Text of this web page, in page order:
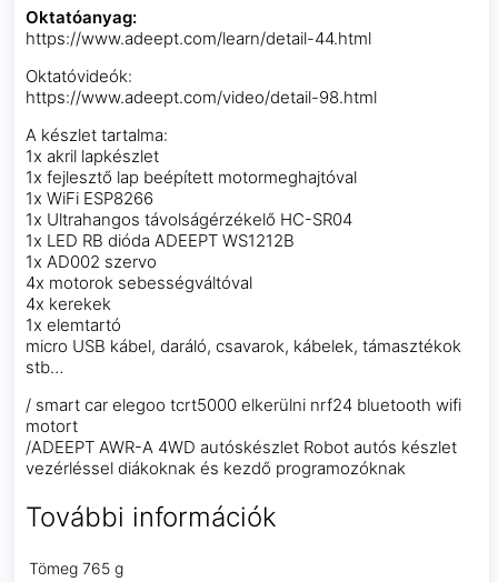
Oktatóanyag:
https://www.adeept.com/learn/detail-44.html
Oktatóvideók:
https://www.adeept.com/video/detail-98.html
A készlet tartalma:
1x akril lapkészlet
1x fejlesztő lap beépített motormeghajtóval
1x WiFi ESP8266
1x Ultrahangos távolságérzékelő HC-SR04
1x LED RB dióda ADEEPT WS1212B
1x AD002 szervo
4x motorok sebességváltóval
4x kerekek
1x elemtartó
micro USB kábel, daráló, csavarok, kábelek, támasztékok
stb…
/ smart car elegoo tcrt5000 elkerülni nrf24 bluetooth wifi
motort
/ADEEPT AWR-A 4WD autóskészlet Robot autós készlet
vezérléssel diákoknak és kezdő programozóknak
További információk
Tömeg 765 g